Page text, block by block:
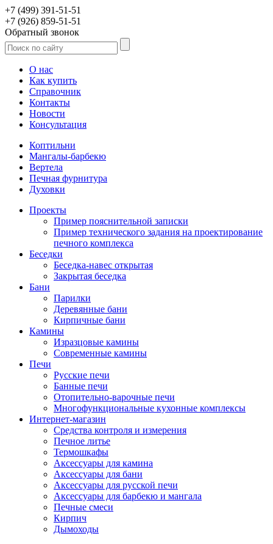
+7 (499) 391-51-51
+7 (926) 859-51-51
Обратный звонок
О нас
Как купить
Справочник
Контакты
Новости
Консультация
Коптильни
Мангалы-барбекю
Вертела
Печная фурнитура
Духовки
Проекты
Пример пояснительной записки
Пример технического задания на проектирование
печного комплекса
Беседки
Беседка-навес открытая
Закрытая беседка
Бани
Парилки
Деревянные бани
Кирпичные бани
Камины
Изразцовые камины
Современные камины
Печи
Русские печи
Банные печи
Отопительно-варочные печи
Многофункциональные кухонные комплексы
Интернет-магазин
Средства контроля и измерения
Печное литье
Термошкафы
Аксессуары для камина
Аксессуары для бани
Аксессуары для русской печи
Аксессуары для барбекю и мангала
Печные смеси
Кирпич
Дымоходы